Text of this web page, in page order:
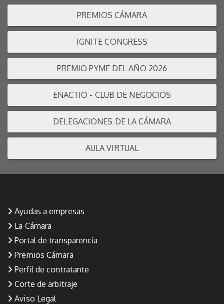
PREMIOS CÁMARA
IGNITE CONGRESS
PREMIO PYME DEL AÑO 2026
ENACTIO - CLUB DE NEGOCIOS
DELEGACIONES DE LA CÁMARA
AULA VIRTUAL
Ayudas a empresas
La Cámara
Portal de transparencia
Premios Cámara
Perfil de contratante
Corte de arbitraje
Aviso Legal